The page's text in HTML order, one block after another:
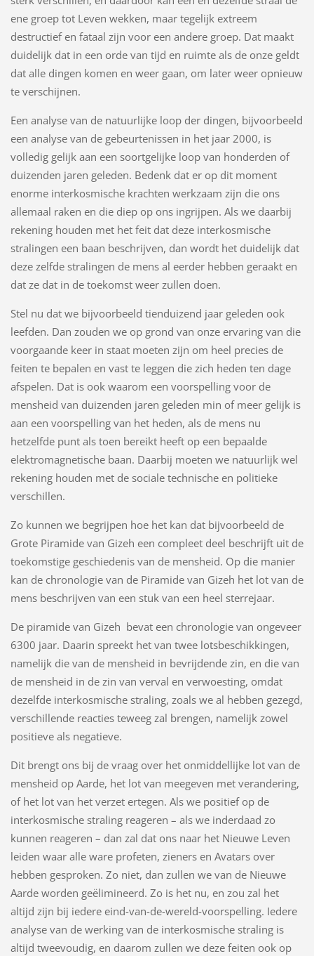
ene groep tot Leven wekken, maar tegelijk extreem
destructief en fataal zijn voor een andere groep. Dat maakt
duidelijk dat in een orde van tijd en ruimte als de onze geldt
dat alle dingen komen en weer gaan, om later weer opnieuw
te verschijnen.
Een analyse van de natuurlijke loop der dingen, bijvoorbeeld
een analyse van de gebeurtenissen in het jaar 2000, is
volledig gelijk aan een soortgelijke loop van honderden of
duizenden jaren geleden. Bedenk dat er op dit moment
enorme interkosmische krachten werkzaam zijn die ons
allemaal raken en die diep op ons ingrijpen. Als we daarbij
rekening houden met het feit dat deze interkosmische
stralingen een baan beschrijven, dan wordt het duidelijk dat
deze zelfde stralingen de mens al eerder hebben geraakt en
dat ze dat in de toekomst weer zullen doen.
Stel nu dat we bijvoorbeeld tienduizend jaar geleden ook
leefden. Dan zouden we op grond van onze ervaring van die
voorgaande keer in staat moeten zijn om heel precies de
feiten te bepalen en vast te leggen die zich heden ten dage
afspelen. Dat is ook waarom een voorspelling voor de
mensheid van duizenden jaren geleden min of meer gelijk is
aan een voorspelling van het heden, als de mens nu
hetzelfde punt als toen bereikt heeft op een bepaalde
elektromagnetische baan. Daarbij moeten we natuurlijk wel
rekening houden met de sociale technische en politieke
verschillen.
Zo kunnen we begrijpen hoe het kan dat bijvoorbeeld de
Grote Piramide van Gizeh een compleet deel beschrijft uit de
toekomstige geschiedenis van de mensheid. Op die manier
kan de chronologie van de Piramide van Gizeh het lot van de
mens beschrijven van een stuk van een heel sterrejaar.
De piramide van Gizeh bevat een chronologie van ongeveer
6300 jaar. Daarin spreekt het van twee lotsbeschikkingen,
namelijk die van de mensheid in bevrijdende zin, en die van
de mensheid in de zin van verval en verwoesting, omdat
dezelfde interkosmische straling, zoals we al hebben gezegd,
verschillende reacties teweeg zal brengen, namelijk zowel
positieve als negatieve.
Dit brengt ons bij de vraag over het onmiddellijke lot van de
mensheid op Aarde, het lot van meegeven met verandering,
of het lot van het verzet ertegen. Als we positief op de
interkosmische straling reageren – als we inderdaad zo
kunnen reageren – dan zal dat ons naar het Nieuwe Leven
leiden waar alle ware profeten, zieners en Avatars over
hebben gesproken. Zo niet, dan zullen we van de Nieuwe
Aarde worden geëlimineerd. Zo is het nu, en zou zal het
altijd zijn bij iedere eind-van-de-wereld-voorspelling. Iedere
analyse van de werking van de interkosmische straling is
altijd tweevoudig, en daarom zullen we deze feiten ook op